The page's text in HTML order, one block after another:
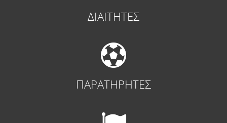
ΔΙΑΙΤΗΤΕΣ
ΠΑΡΑΤΗΡΗΤΕΣ